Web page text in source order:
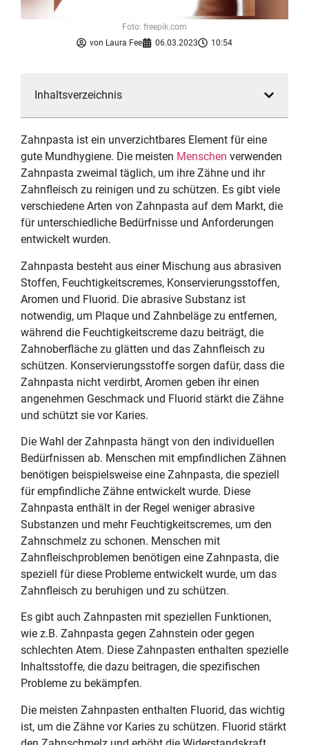
von Laura Fee 06.03.2023 10:54
Foto: freepik.com
Inhaltsverzeichnis
Zahnpasta ist ein unverzichtbares Element für eine
gute Mundhygiene. Die meisten Menschen verwenden
Zahnpasta zweimal täglich, um ihre Zähne und ihr
Zahnfleisch zu reinigen und zu schützen. Es gibt viele
verschiedene Arten von Zahnpasta auf dem Markt, die
für unterschiedliche Bedürfnisse und Anforderungen
entwickelt wurden.
Zahnpasta besteht aus einer Mischung aus abrasiven
Stoffen, Feuchtigkeitscremes, Konservierungsstoffen,
Aromen und Fluorid. Die abrasive Substanz ist
notwendig, um Plaque und Zahnbeläge zu entfernen,
während die Feuchtigkeitscreme dazu beiträgt, die
Zahnoberfläche zu glätten und das Zahnfleisch zu
schützen. Konservierungsstoffe sorgen dafür, dass die
Zahnpasta nicht verdirbt, Aromen geben ihr einen
angenehmen Geschmack und Fluorid stärkt die Zähne
und schützt sie vor Karies.
Die Wahl der Zahnpasta hängt von den individuellen
Bedürfnissen ab. Menschen mit empfindlichen Zähnen
benötigen beispielsweise eine Zahnpasta, die speziell
für empfindliche Zähne entwickelt wurde. Diese
Zahnpasta enthält in der Regel weniger abrasive
Substanzen und mehr Feuchtigkeitscremes, um den
Zahnschmelz zu schonen. Menschen mit
Zahnfleischproblemen benötigen eine Zahnpasta, die
speziell für diese Probleme entwickelt wurde, um das
Zahnfleisch zu beruhigen und zu schützen.
Es gibt auch Zahnpasten mit speziellen Funktionen,
wie z.B. Zahnpasta gegen Zahnstein oder gegen
schlechten Atem. Diese Zahnpasten enthalten spezielle
Inhaltsstoffe, die dazu beitragen, die spezifischen
Probleme zu bekämpfen.
Die meisten Zahnpasten enthalten Fluorid, das wichtig
ist, um die Zähne vor Karies zu schützen. Fluorid stärkt